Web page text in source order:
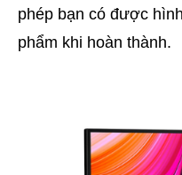
phép bạn có được
phẩm khi hoàn thành.